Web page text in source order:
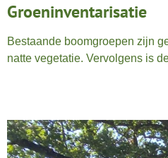
Groeninventarisatie
Bestaande boomgroepen zijn
natte vegetatie. Vervolgens is